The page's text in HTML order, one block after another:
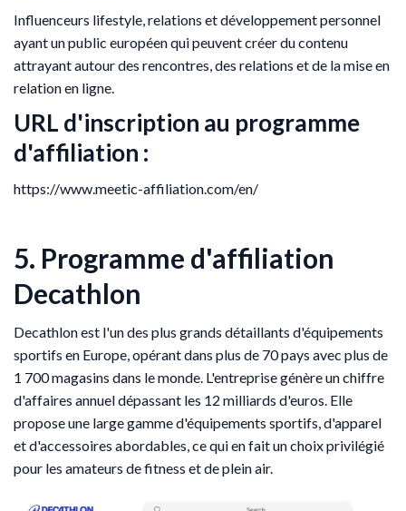
Influenceurs lifestyle, relations et développement personnel
ayant un public européen qui peuvent créer du contenu
attrayant autour des rencontres, des relations et de la mise en
relation en ligne.
URL d'inscription au programme
d'affiliation :
https://www.meetic-affiliation.com/en/
5. Programme d'affiliation
Decathlon
Decathlon est l'un des plus grands détaillants d'équipements
sportifs en Europe, opérant dans plus de 70 pays avec plus de
1 700 magasins dans le monde. L'entreprise génère un chiffre
d'affaires annuel dépassant les 12 milliards d'euros. Elle
propose une large gamme d'équipements sportifs, d'apparel
et d'accessoires abordables, ce qui en fait un choix privilégié
pour les amateurs de fitness et de plein air.